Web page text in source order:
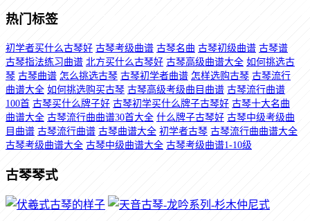
热门标签
初学者买什么古琴好 古琴考级曲谱 古琴名曲 古琴初级曲谱 古琴谱
古琴指法练习曲谱 北方买什么古琴好 古琴高级曲谱大全 如何挑选古
琴 古琴曲谱 怎么挑选古琴 古琴初学者曲谱 怎样选购古琴 古琴流行
曲谱大全 如何挑选购买古琴 古琴高级考级曲目曲谱 古琴流行曲谱
100首 古琴买什么牌子好 古琴初学买什么牌子古琴好 古琴十大名曲
曲谱大全 古琴流行曲曲谱30首大全 什么牌子古琴好 古琴中级考级曲
目曲谱 古琴流行曲谱 古琴曲谱大全 初学者古琴 古琴流行曲曲谱大全
古琴考级曲谱大全 古琴中级曲谱大全 古琴考级曲谱1-10级
古琴琴式